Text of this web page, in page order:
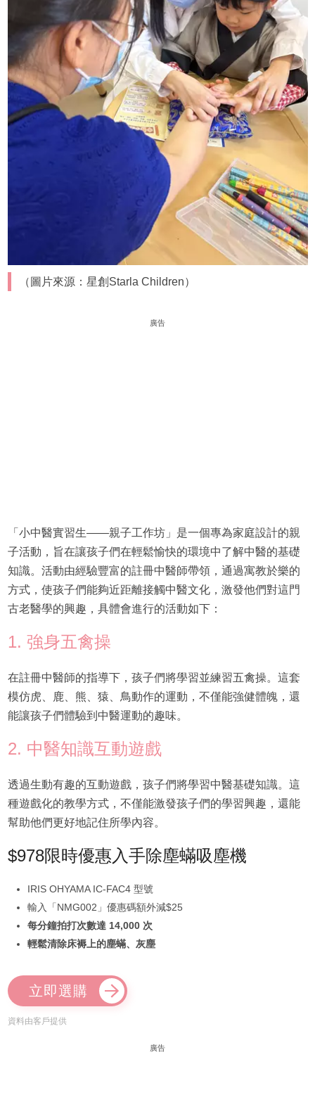
（圖片來源：星創Starla Children）
廣告
「小中醫實習生——親子工作坊」是一個專為家庭設計的親
子活動，旨在讓孩子們在輕鬆愉快的環境中了解中醫的基礎
知識。活動由經驗豐富的註冊中醫師帶領，通過寓教於樂的
方式，使孩子們能夠近距離接觸中醫文化，激發他們對這門
古老醫學的興趣，具體會進行的活動如下：
1. 強身五禽操
在註冊中醫師的指導下，孩子們將學習並練習五禽操。這套
模仿虎、鹿、熊、猿、鳥動作的運動，不僅能強健體魄，還
能讓孩子們體驗到中醫運動的趣味。
2. 中醫知識互動遊戲
透過生動有趣的互動遊戲，孩子們將學習中醫基礎知識。這
種遊戲化的教學方式，不僅能激發孩子們的學習興趣，還能
幫助他們更好地記住所學內容。
$978限時優惠入手除塵蟎吸塵機
IRIS OHYAMA IC-FAC4 型號
輸入「NMG002」優惠碼額外減$25
每分鐘拍打次數達 14,000 次
輕鬆清除床褥上的塵蟎、灰塵
立即選購
資料由客戶提供
廣告